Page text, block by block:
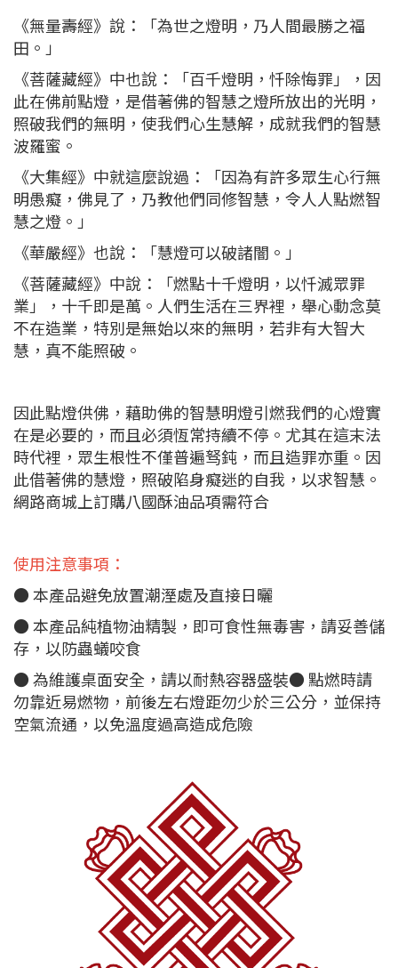
《無量壽經》說：「為世之燈明，乃人間最勝之福
田。」
《菩薩藏經》中也說：「百千燈明，忏除悔罪」，因
此在佛前點燈，是借著佛的智慧之燈所放出的光明，
照破我們的無明，使我們心生慧解，成就我們的智慧
波羅蜜。
《大集經》中就這麼說過：「因為有許多眾生心行無
明愚癡，佛見了，乃教他們同修智慧，令人人點燃智
慧之燈。」
《華嚴經》也說：「慧燈可以破諸闇。」
《菩薩藏經》中說：「燃點十千燈明，以忏滅眾罪
業」，十千即是萬。人們生活在三界裡，舉心動念莫
不在造業，特別是無始以來的無明，若非有大智大
慧，真不能照破。
因此點燈供佛，藉助佛的智慧明燈引燃我們的心燈實
在是必要的，而且必須恆常持續不停。尤其在這末法
時代裡，眾生根性不僅普遍驽鈍，而且造罪亦重。因
此借著佛的慧燈，照破陷身癡迷的自我，以求智慧。
網路商城上訂購八國酥油品項需符合
使用注意事項：
● 本產品避免放置潮溼處及直接日曬
● 本產品純植物油精製，即可食性無毒害，請妥善儲
存，以防蟲蟻咬食
● 為維護桌面安全，請以耐熱容器盛裝● 點燃時請
勿靠近易燃物，前後左右燈距勿少於三公分，並保持
空氣流通，以免溫度過高造成危險